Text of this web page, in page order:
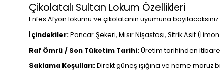
Çikolatalı Sultan Lokum Özellikleri
Enfes Afyon lokumu ve çikolatanın uyumuna
İçindekiler:Pancar Şekeri, Mısır Nişastası, Sitrik Asit
Raf Ömrü / Son Tüketim Tarihi:Üretim tarihinden
Saklama Koşulları:Direkt güneş ışığına ve neme maruz